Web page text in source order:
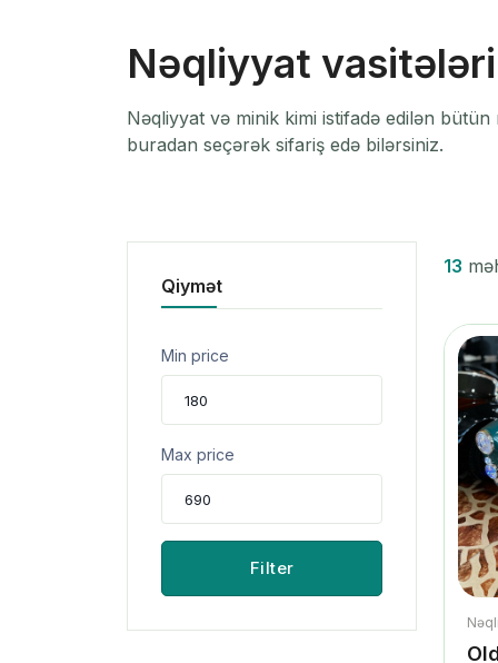
Nəqliyyat vasitələri
Nəqliyyat və minik kimi istifadə edilən
buradan seçərək sifariş edə bilərsiniz.
13
Qiymət
Min price
Max price
Filter